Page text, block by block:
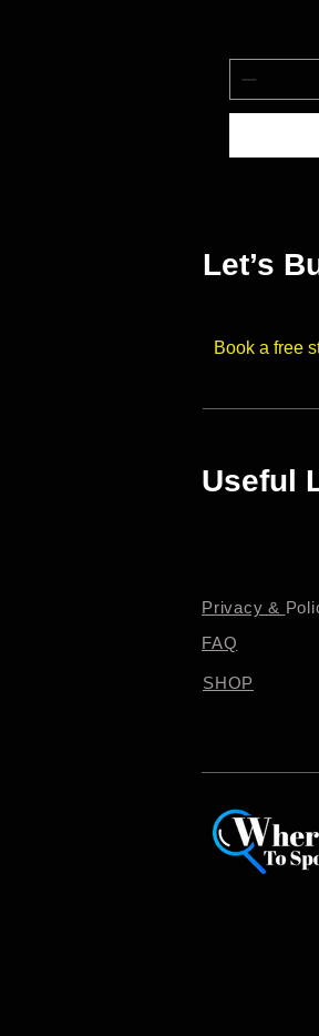
Let’s
Book a free
Useful
Privacy &
FAQ
SHOP